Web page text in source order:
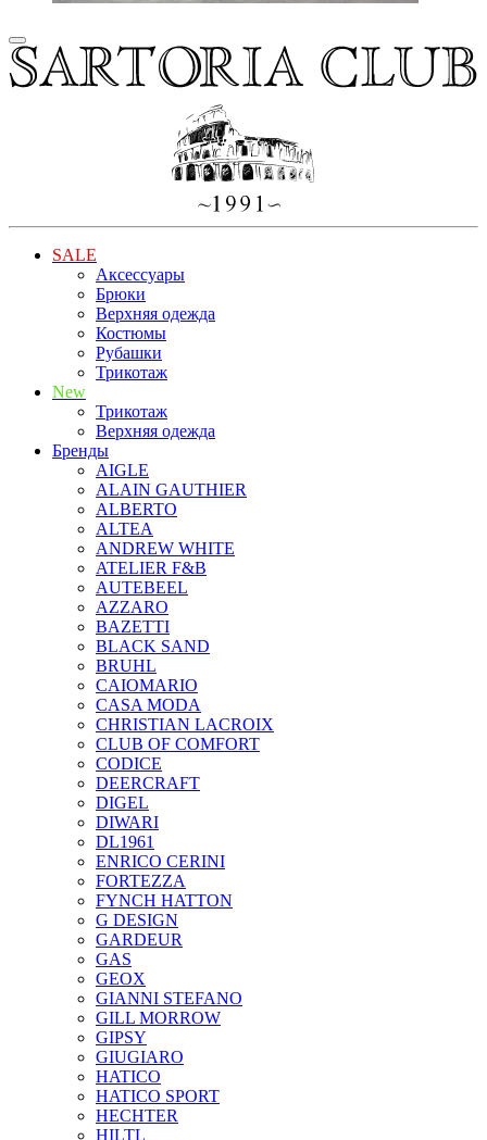
SALE
Аксессуары
Брюки
Верхняя одежда
Костюмы
Рубашки
Трикотаж
New
Трикотаж
Верхняя одежда
Бренды
AIGLE
ALAIN GAUTHIER
ALBERTO
ALTEA
ANDREW WHITE
ATELIER F&B
AUTEBEEL
AZZARO
BAZETTI
BLACK SAND
BRUHL
CAIOMARIO
CASA MODA
CHRISTIAN LACROIX
CLUB OF COMFORT
CODICE
DEERCRAFT
DIGEL
DIWARI
DL1961
ENRICO CERINI
FORTEZZA
FYNCH HATTON
G DESIGN
GARDEUR
GAS
GEOX
GIANNI STEFANO
GILL MORROW
GIPSY
GIUGIARO
HATICO
HATICO SPORT
HECHTER
HILTL